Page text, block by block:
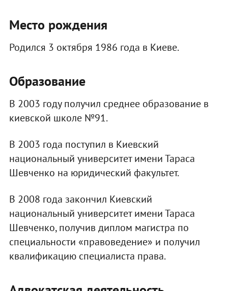
Место рождения
Родился 3 октября 1986 года в Киеве.
Образование
В 2003 году получил среднее образование в
киевской школе №91.
В 2003 года поступил в Киевский
национальный университет имени Тараса
Шевченко на юридический факультет.
В 2008 года закончил Киевский
национальный университет имени Тараса
Шевченко, получив диплом магистра по
специальности «правоведение» и получил
квалификацию специалиста права.